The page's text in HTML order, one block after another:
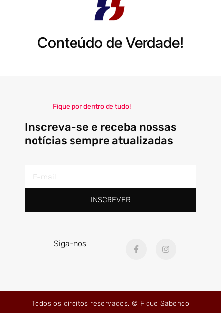
Conteúdo de Verdade!
Fique por dentro de tudo!
Inscreva-se e receba nossas
notícias sempre atualizadas
mail
INSCREVER
Siga-nos
a
o
-
n
r
m
Todos os direitos reservados. © Fique Sabendo